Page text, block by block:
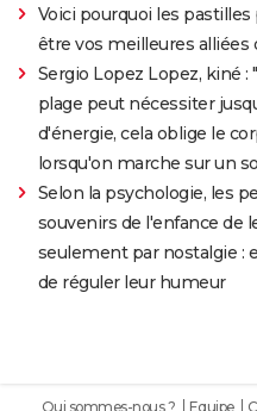
Voici pourquoi les
être vos meilleures alliées
Sergio Lopez Lopez, kiné :
plage peut nécessiter
d'énergie, cela oblige le
lorsqu'on marche sur un
Selon la psychologie, les
souvenirs de l'enfance de
seulement par nostalgie :
de réguler leur humeur
Qui sommes-nous ? Equipe